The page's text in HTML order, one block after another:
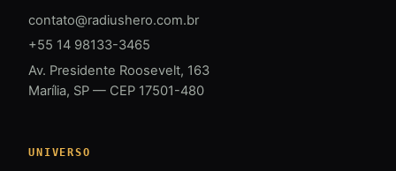
contato@radiushero.com.br
+55 14 98133-3465
Av. Presidente Roosevelt, 163
Marília, SP — CEP 17501-480
UNIVERSO